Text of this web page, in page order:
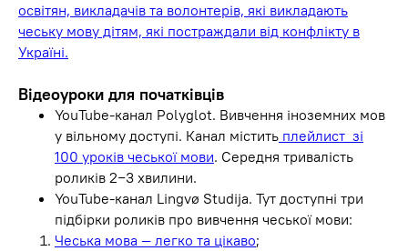
освітян, викладачів та волонтерів, які викладають
чеську мову дітям, які постраждали від конфлікту в
Україні.
Відеоуроки для початківців
YouTube-канал Polyglot. Вивчення іноземних мов
у вільному доступі. Канал містить плейлист зі
100 уроків чеської мови. Середня тривалість
роликів 2−3 хвилини.
YouTube-канал Lingvø Studija. Тут доступні три
підбірки роликів про вивчення чеської мови:
Чеська мова — легко та цікаво;